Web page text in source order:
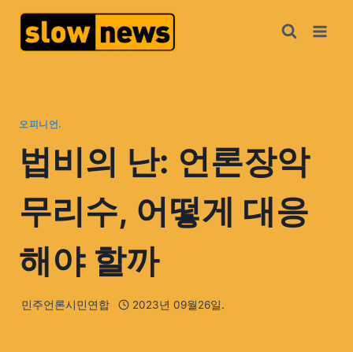
오피니언.
법비의 난: 언론장악
무리수, 어떻게 대응
해야 할까
민주언론시민연합 2023년 09월26일.